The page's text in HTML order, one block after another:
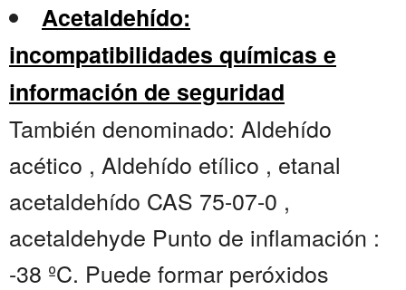
Acetaldehído:
incompatibilidades químicas e
información de seguridad
También denominado: Aldehído
acético , Aldehído etílico , etanal
acetaldehído CAS 75-07-0 ,
acetaldehyde Punto de inflamación :
-38 ºC. Puede formar peróxidos